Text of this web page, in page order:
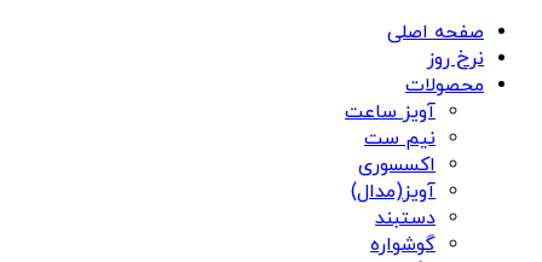
صفحه اصلی
نرخ روز
محصولات
آویز ساعت
نیم ست
اکسسوری
آویز(مدال)
دستبند
گوشواره